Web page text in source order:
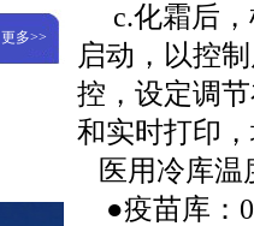
更多>>
c.化霜后，
启动，以控
控，设定调
和实时打印
医用冷库温
●疫苗库：